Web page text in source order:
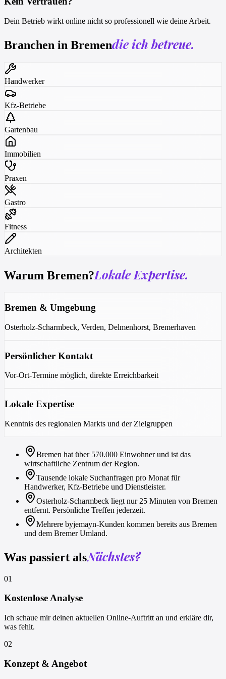
Dein Betrieb wirkt online nicht so professionell wie deine Arbeit.
Branchen in Bremendie ich betreue.
Handwerker
Kfz-Betriebe
Gartenbau
Immobilien
Praxen
Gastro
Fitness
Architekten
Warum Bremen?Lokale Expertise.
Bremen & Umgebung
Osterholz-Scharmbeck, Verden, Delmenhorst, Bremerhaven
Persönlicher Kontakt
Vor-Ort-Termine möglich, direkte Erreichbarkeit
Lokale Expertise
Kenntnis des regionalen Markts und der Zielgruppen
Bremen hat über 570.000 Einwohner und ist das
wirtschaftliche Zentrum der Region.
Tausende lokale Suchanfragen pro Monat für
Handwerker, Kfz-Betriebe und Dienstleister.
Osterholz-Scharmbeck liegt nur 25 Minuten von Bremen
entfernt. Persönliche Treffen jederzeit.
Mehrere byjemayn-Kunden kommen bereits aus Bremen
und dem Bremer Umland.
Was passiert alsNächstes?
01
Kostenlose Analyse
Ich schaue mir deinen aktuellen Online-Auftritt an und erkläre dir,
was fehlt.
02
Konzept & Angebot